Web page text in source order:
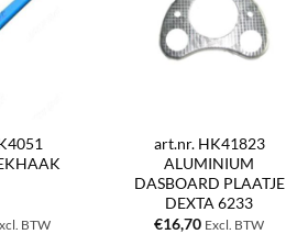
BTW
art.nr. HK41823
ALUMINIUM
DASBOARD PLAATJE
DEXTA 6233
€16,70 Excl. BTW